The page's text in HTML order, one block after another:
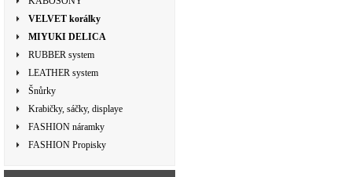
VELVET korálky
MIYUKI DELICA
RUBBER system
LEATHER system
Šnůrky
Krabičky, sáčky, displaye
FASHION náramky
FASHION Propisky